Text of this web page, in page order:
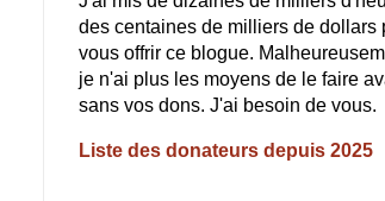
des centaines de milliers de dollars
vous offrir ce blogue.
je n'ai plus les moyens de le faire
sans vos dons. J'ai besoin de vous.
Liste des donateurs depuis 2025